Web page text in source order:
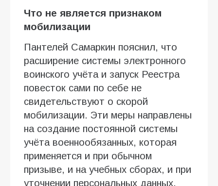
Что не является признаком
мобилизации
Пантелей Самаркин пояснил, что
расширение системы электронного
воинского учёта и запуск Реестра
повесток сами по себе не
свидетельствуют о скорой
мобилизации. Эти меры направлены
на создание постоянной системы
учёта военнообязанных, которая
применяется и при обычном
призыве, и на учебных сборах, и при
уточнении персональных данных.